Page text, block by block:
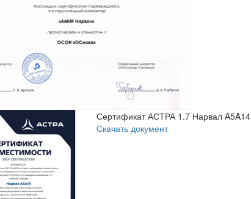
Сертификат АСТРА 1.7 Нарвал A5A14
Скачать документ